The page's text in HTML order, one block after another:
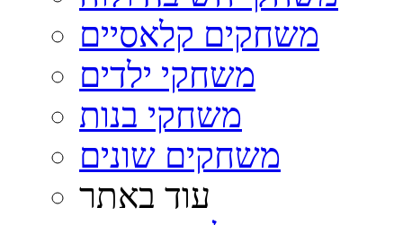
משחקים קלאסיים
משחקי ילדים
משחקי בנות
משחקים שונים
עוד באתר